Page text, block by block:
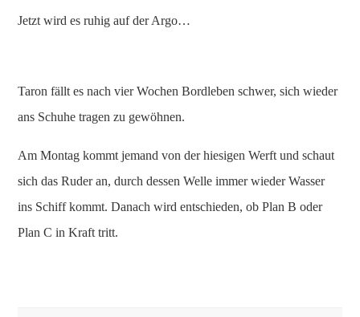
Jetzt wird es ruhig auf der Argo…
Taron fällt es nach vier Wochen Bordleben schwer, sich wieder
ans Schuhe tragen zu gewöhnen.
Am Montag kommt jemand von der hiesigen Werft und schaut
sich das Ruder an, durch dessen Welle immer wieder Wasser
ins Schiff kommt. Danach wird entschieden, ob Plan B oder
Plan C in Kraft tritt.